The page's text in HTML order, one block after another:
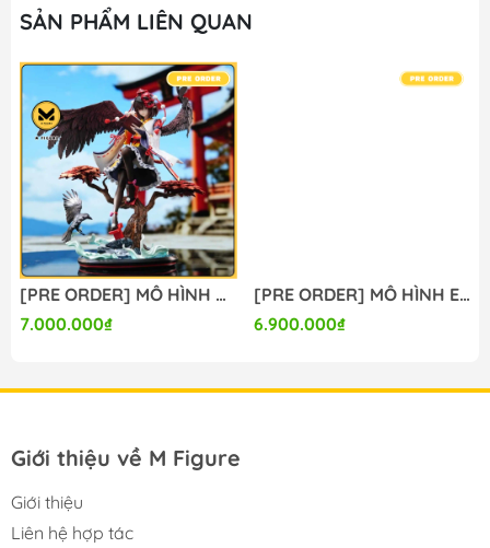
----
————— M FIGURE———————
🏠 Add: Hoàng Liệt, Hoàng Mai, Hà Nội
🏢 Tell: 098.777.00.35 or 090.345.2816
⌚️ Opening: 09:00 - 20:00 (EveryDay)
#figure #mo_hinh #mo_hinh_nhan_vat
#mo_hinh_chinh_hang #mo_hinh_figure
SẢN PHẨM LIÊN QUAN
[PRE ORDER] MÔ HÌNH Shameimaru Aya - Touhou Project (Liuli Studio) FIGURE CHÍNH HÃNG
7.000.000₫
[PRE ORDER] MÔ HÌNH Eris Greyrat - Mushoku Tensei (Lolikoo Studio) FIGURE CHÍNH HÃNG
6.900.000₫
Giới thiệu về M Figure
Giới thiệu
Liên hệ hợp tác